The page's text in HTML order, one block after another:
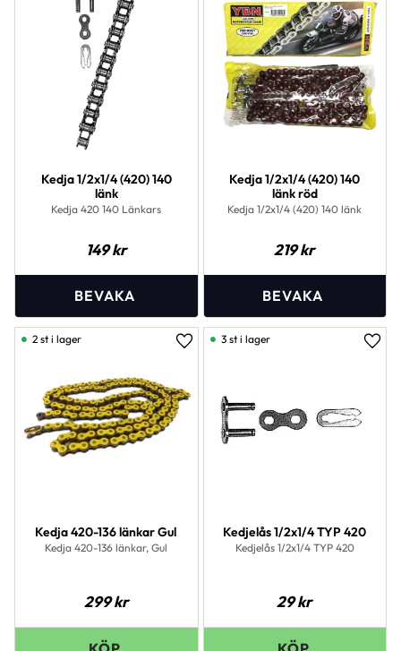
Kedja 1/2x1/4 (420) 140
länk
Kedja 420 140 Länkars
149kr
Kedja 1/2x1/4 (420) 140
länk röd
Kedja 1/2x1/4 (420) 140 länk
219kr
Kedja 420-136 länkar Gul
Kedja 420-136 länkar, Gul
299kr
Lägg till i favoriter
2 st i lager
Kedjelås 1/2x1/4 TYP 420
Kedjelås 1/2x1/4 TYP 420
29kr
3 st i lager